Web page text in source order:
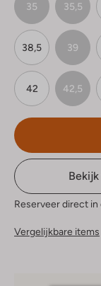
35 35,5
38,5 39
42 42,5
Reserveer direct in
Vergelijkbare items